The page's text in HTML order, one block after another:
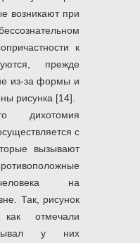
возникают при
к
прежде
из-за формы и
рисунка [14].
дихотомия
с
вызывают
на
Так, рисунок
отмечали
у них